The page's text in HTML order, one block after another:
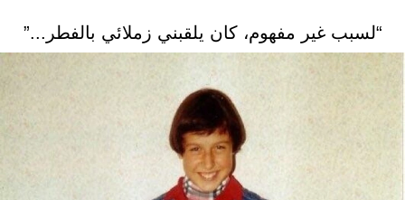
“لسبب غير مفهوم، كان يلقبني زملائي بالفطر...”